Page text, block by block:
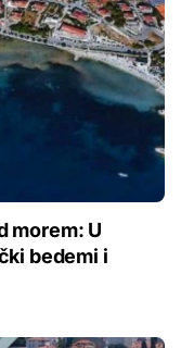
morem: U
bedemi i